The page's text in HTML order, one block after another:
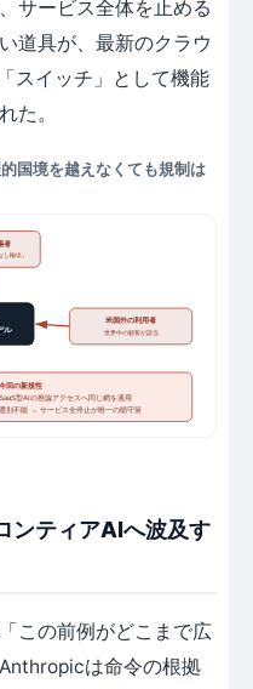
サービス全体を止める
道具が、最新のクラウ
スイッチ」として機能
た。
国境を越えなくても規制は
ル
者
し輸出」
米国外の利用者
世界中の顧客が該当
今回の新規性
SaaS型AIの推論アクセスへ同じ網を適用
選別不能 → サービス全停止が唯一の順守策
ンティアAIへ波及す
この前例がどこまで広
は命令の根拠